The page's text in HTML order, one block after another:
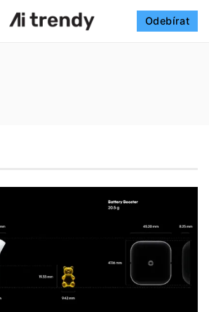
Odebírat